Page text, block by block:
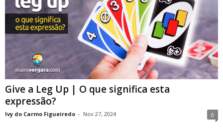
Give a Leg Up | O que significa esta
expressão?
Ivy do Carmo Figueiredo - Nov 27, 2024 0